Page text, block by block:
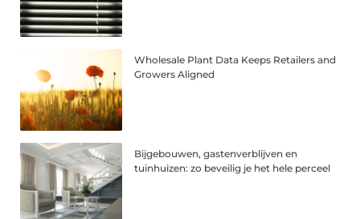
Wholesale Plant Data Keeps Retailers and
Growers Aligned
Bijgebouwen, gastenverblijven en
tuinhuizen: zo beveilig je het hele perceel